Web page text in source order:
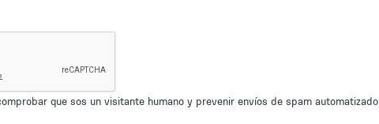
que sos un visitante humano y prevenir envíos de spam automatizado.